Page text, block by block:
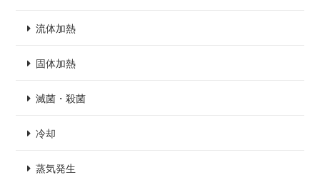
流体加熱
固体加熱
滅菌・殺菌
冷却
蒸気発生